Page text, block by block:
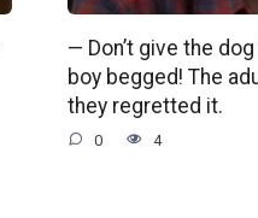
— Don’t give the
boy begged! The
they regretted it.
0 4